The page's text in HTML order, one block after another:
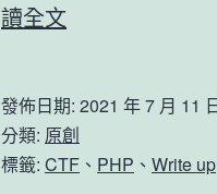
讀全文
道
CTF
題
發佈日期: 2021 年 7 月 11
分類: 原創
標籤: CTF 、 PHP 、 Write up